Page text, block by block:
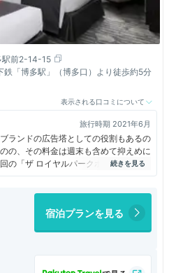
駅前2-14-15
鉄「博多駅」（博多口）より徒歩約5分
表示される口コミについて
旅行時期 2021年6月
ランドの広告塔としての役割もあるの
の、その料金は週末も含めて抑えめに
の「ザ ロイヤルパークホテル福岡」
ミアムフロアのスタンダードツインで
宿泊プランを見る